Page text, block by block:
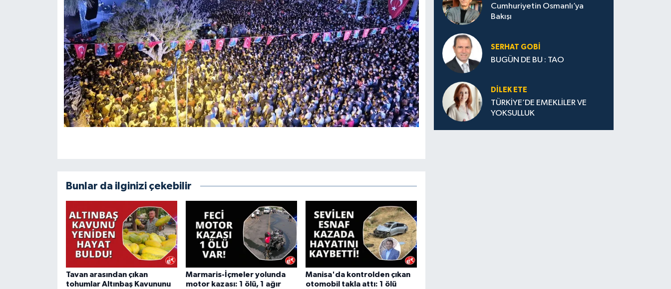
Bunlar da ilginizi çekebilir
Tavan arasından çıkan
tohumlar Altınbaş Kavununu
Marmaris-İçmeler yolunda
motor kazası: 1 ölü, 1 ağır
Manisa'da kontrolden çıkan
otomobil takla attı: 1 ölü
Cumhuriyetin Osmanlı’ya
Bakışı
SERHAT GOBİ
BUGÜN DE BU : TAO
DILEK ETE
TÜRKİYE’DE EMEKLİLER VE
YOKSULLUK